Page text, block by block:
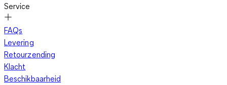
Service
FAQs
Levering
Retourzending
Klacht
Beschikbaarheid